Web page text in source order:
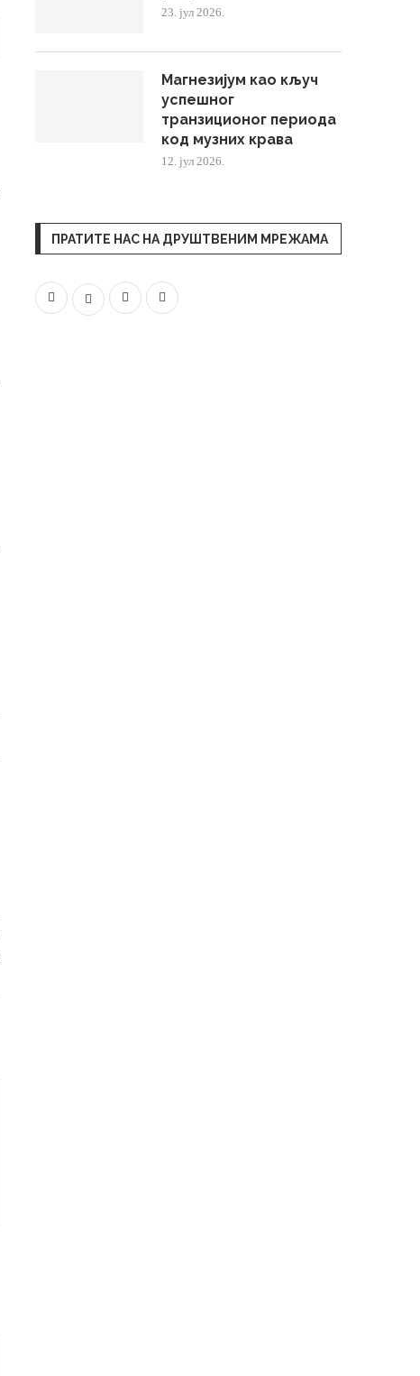
23. јул 2026.
Магнезијум као кључ
успешног
транзиционог периода
код музних крава
12. јул 2026.
ПРАТИТЕ НАС НА ДРУШТВЕНИМ МРЕЖАМА